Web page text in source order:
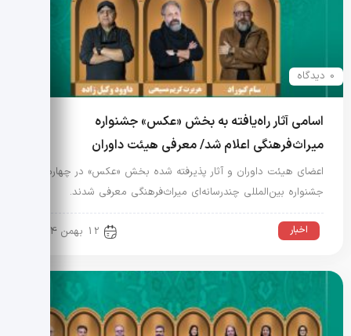
0 دیدگاه
اسامی آثار راه‌یافته به بخش «عکس» جشنواره
میراث‌فرهنگی اعلام شد/ معرفی هیئت داوران
اعضای هیئت داوران و آثار پذیرفته شده بخش «عکس» در چهارمین
جشنواره بین‌المللی چندرسانه‌ای میراث‌فرهنگی معرفی شدند.
اخبار 12 بهمن 1404